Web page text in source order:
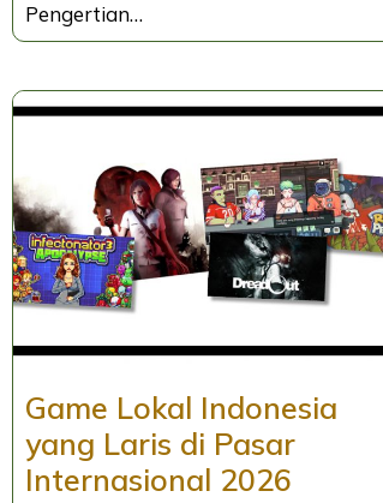
Pengertian…
Game Lokal Indonesia
yang Laris di Pasar
Internasional 2026